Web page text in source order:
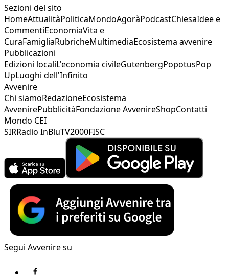
Sezioni del sito
HomeAttualitàPoliticaMondoAgoràPodcastChiesaIdee e
CommentiEconomiaVita e
CuraFamigliaRubricheMultimediaEcosistema avvenire
Pubblicazioni
Edizioni localiL'economia civileGutenbergPopotusPop
UpLuoghi dell'Infinito
Avvenire
Chi siamoRedazioneEcosistema
AvvenirePubblicitàFondazione AvvenireShopContatti
Mondo CEI
SIRRadio InBluTV2000FISC
Segui Avvenire su